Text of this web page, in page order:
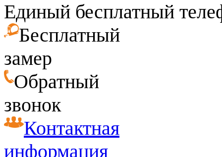
Единый бесплатный
Бесплатный
замер
Обратный
звонок
Контактная
информация